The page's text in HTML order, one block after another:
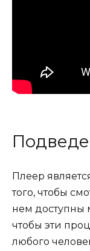
Плеер
того, чтобы
нем доступны
чтобы эти
любого